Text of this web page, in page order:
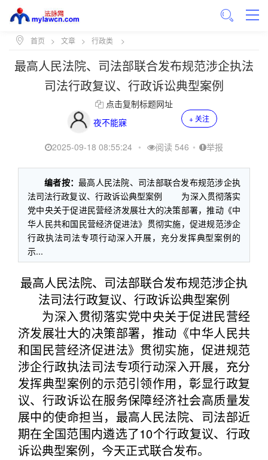
首页 > 文章 > 行政类 >
最高人民法院、司法部联合发布规范涉企执法
司法行政复议、行政诉讼典型案例
点击复制标题网址
夜不能寐
+ 关注
2025-09-18 08:55:24 • 阅读 546 • 举报
编者按：最高人民法院、司法部联合发布规范涉企执
法司法行政复议、行政诉讼典型案例 为深入贯彻落实
党中央关于促进民营经济发展壮大的决策部署，推动《中
华人民共和国民营经济促进法》贯彻实施，促进规范涉企
行政执法司法专项行动深入开展，充分发挥典型案例的
示...
最高人民法院、司法部联合发布规范涉企执
法司法行政复议、行政诉讼典型案例
为深入贯彻落实党中央关于促进民营经
济发展壮大的决策部署，推动《中华人民共
和国民营经济促进法》贯彻实施，促进规范
涉企行政执法司法专项行动深入开展，充分
发挥典型案例的示范引领作用，彰显行政复
议、行政诉讼在服务保障经济社会高质量发
展中的使命担当，最高人民法院、司法部近
期在全国范围内遴选了10个行政复议、行政
诉讼典型案例，今天正式联合发布。